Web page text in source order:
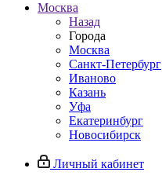
Москва
Назад
Города
Москва
Санкт-Петербург
Иваново
Казань
Уфа
Екатеринбург
Новосибирск
Личный кабинет